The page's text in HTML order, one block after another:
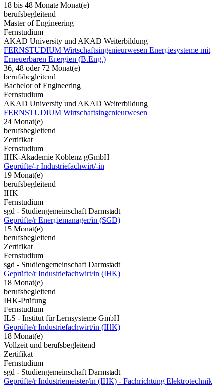
18 bis 48 Monate Monat(e)
berufsbegleitend
Master of Engineering
Fernstudium
AKAD University und AKAD Weiterbildung
FERNSTUDIUM Wirtschaftsingenieurwesen Energiesysteme mit
Erneuerbaren Energien (B.Eng.)
36, 48 oder 72 Monat(e)
berufsbegleitend
Bachelor of Engineering
Fernstudium
AKAD University und AKAD Weiterbildung
FERNSTUDIUM Wirtschaftsingenieurwesen
24 Monat(e)
berufsbegleitend
Zertifikat
Fernstudium
IHK-Akademie Koblenz gGmbH
Geprüfte/-r Industriefachwirt/-in
19 Monat(e)
berufsbegleitend
IHK
Fernstudium
sgd - Studiengemeinschaft Darmstadt
Geprüfte/r Energiemanager/in (SGD)
15 Monat(e)
berufsbegleitend
Zertifikat
Fernstudium
sgd - Studiengemeinschaft Darmstadt
Geprüfte/r Industriefachwirt/in (IHK)
18 Monat(e)
berufsbegleitend
IHK-Prüfung
Fernstudium
ILS - Institut für Lernsysteme GmbH
Geprüfte/r Industriefachwirt/in (IHK)
18 Monat(e)
Vollzeit und berufsbegleitend
Zertifikat
Fernstudium
sgd - Studiengemeinschaft Darmstadt
Geprüfte/r Industriemeister/in (IHK) - Fachrichtung Elektrotechnik